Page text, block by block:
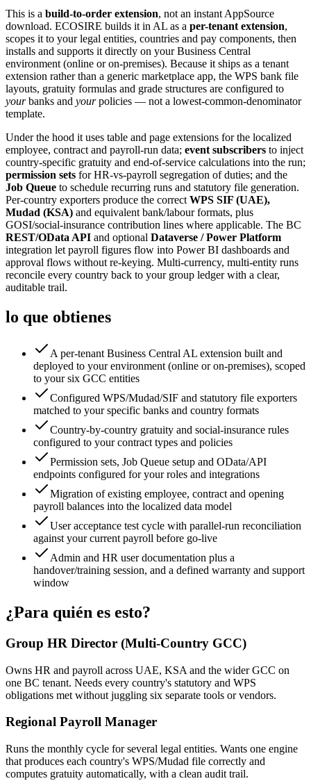
This is a build-to-order extension, not an instant AppSource
download. ECOSIRE builds it in AL as a per-tenant extension,
scopes it to your legal entities, countries and pay components, then
installs and supports it directly on your Business Central
environment (online or on-premises). Because it ships as a tenant
extension rather than a generic marketplace app, the WPS bank file
layouts, gratuity formulas and grade structures are configured to
yourbanks and yourpolicies — not a lowest-common-denominator
template.
Under the hood it uses table and page extensions for the localized
employee, contract and payroll-run data; event subscribers to inject
country-specific gratuity and end-of-service calculations into the run;
permission sets for HR-vs-payroll segregation of duties; and the
Job Queue to schedule recurring runs and statutory file generation.
Per-country exporters produce the correct WPS SIF (UAE),
Mudad (KSA) and equivalent bank/labour formats, plus
GOSI/social-insurance contribution lines where applicable. The BC
REST/OData API and optional Dataverse / Power Platform
integration let payroll figures flow into Power BI dashboards and
approval flows without re-keying. Multi-currency, multi-entity runs
reconcile every country back to your group ledger with a clear,
auditable trail.
lo que obtienes
A per-tenant Business Central AL extension built and
deployed to your environment (online or on-premises), scoped
to your six GCC entities
Configured WPS/Mudad/SIF and statutory file exporters
matched to your specific banks and country formats
Country-by-country gratuity and social-insurance rules
configured to your contract types and policies
Permission sets, Job Queue setup and OData/API
endpoints configured for your roles and integrations
Migration of existing employee, contract and opening
payroll balances into the localized data model
User acceptance test cycle with parallel-run reconciliation
against your current payroll before go-live
Admin and HR user documentation plus a
handover/training session, and a defined warranty and support
window
¿Para quién es esto?
Group HR Director (Multi-Country GCC)
Owns HR and payroll across UAE, KSA and the wider GCC on
one BC tenant. Needs every country's statutory and WPS
obligations met without juggling six separate tools or vendors.
Regional Payroll Manager
Runs the monthly cycle for several legal entities. Wants one engine
that produces each country's WPS/Mudad file correctly and
computes gratuity automatically, with a clean audit trail.